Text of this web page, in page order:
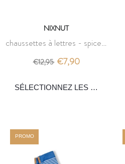
NIXNUT
chaussettes à lettres - spice -
nixnut
€12,95 €7,90
PROMO